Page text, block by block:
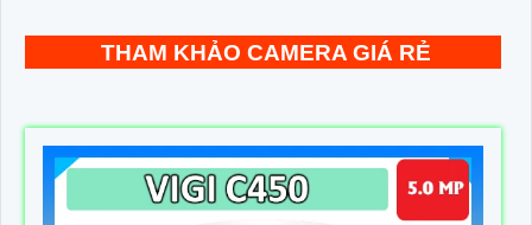
THAM KHẢO CAMERA GIÁ RẺ